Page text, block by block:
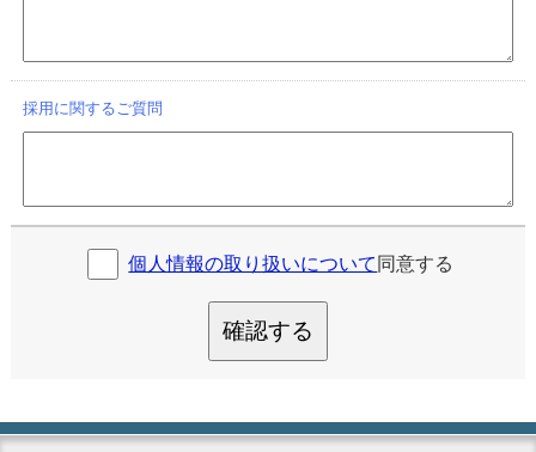
採用に関するご質問
個人情報の取り扱いについて同意する
確認する